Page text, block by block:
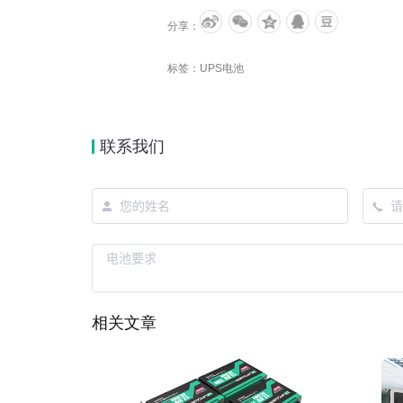
分享：
标签： UPS电池
联系我们
相关文章